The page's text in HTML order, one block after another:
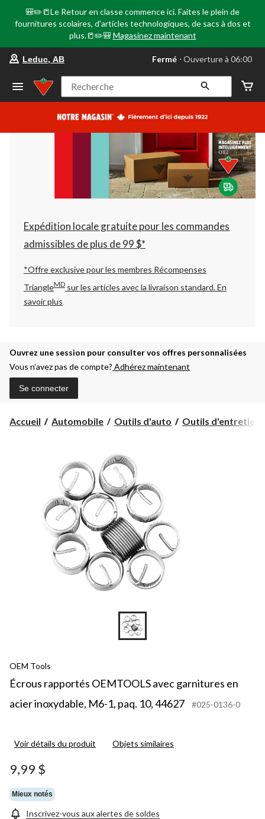
🎒✏️📒Le Retour en classe commence ici. Faites le plein de
fournitures scolaires, d'articles technologiques, de sacs à dos et
plus.📒✏️🎒 Magasinez maintenant
votre
préféré
Leduc,
AB,
courament
Ouverture
à
06:00
cliquer
pour
changer
Leduc, AB Fermé ⋅ Ouverture à 06:00
Recherche
Expédition locale gratuite pour les commandes
admissibles de plus de 99 $*
*Offre exclusive pour les membres Récompenses
TriangleMD sur les articles avec la livraison standard.En
savoir plus
Ouvrez une session pour consulter vos offres personnalisées
Vous n’avez pas de compte? Adhérez maintenant
Se connecter
Accueil Automobile Outils d'auto Outils d'entretien
OEM Tools
Écrous rapportés OEMTOOLS avec garnitures en
acier inoxydable, M6-1, paq. 10, 44627
#025-0136-0
Voir détails du produit Objets similaires
9,99 $
Mieux notés
Inscrivez-vous aux alertes de soldes